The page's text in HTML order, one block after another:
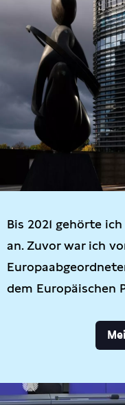
Bis 2021 gehörte
an. Zuvor war ich
dem Europäischen